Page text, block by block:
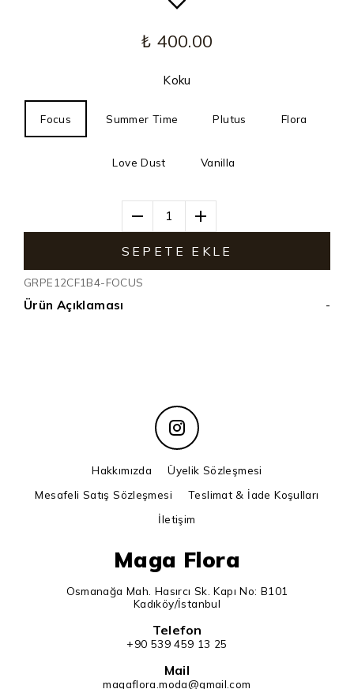
₺ 400.00
Koku
Focus Summer Time Plutus Flora
Love Dust Vanilla
1
SEPETE EKLE
GRPE12CF1B4-FOCUS
Ürün Açıklaması -
Hakkımızda
Üyelik Sözleşmesi
Mesafeli Satış Sözleşmesi
Teslimat & İade Koşulları
İletişim
Maga Flora
Osmanağa Mah. Hasırcı Sk. Kapı No: B101
Kadıköy/İstanbul
Telefon
+90 539 459 13 25
Mail
magaflora.moda@gmail.com